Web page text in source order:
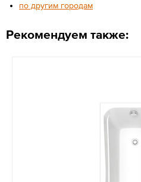
по другим городам
Рекомендуем также: